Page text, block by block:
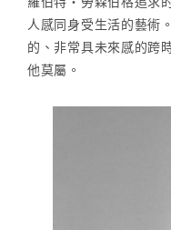
人感同身受生活的藝術
的、非常具未來感的跨
他莫屬。